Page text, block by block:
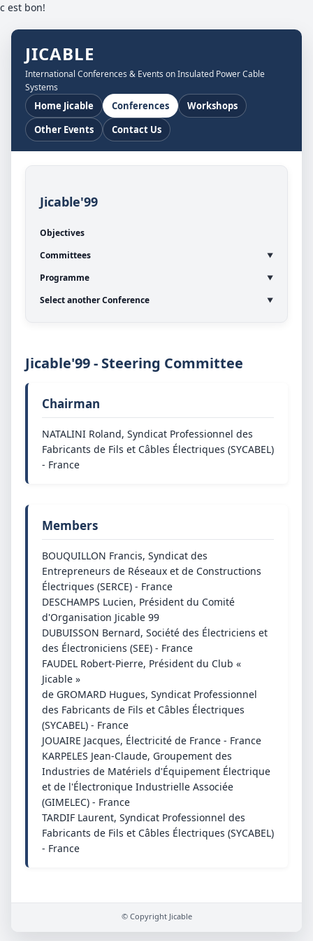
c est bon!
JICABLE
International Conferences & Events on Insulated Power Cable
Systems
Home Jicable Conferences
Workshops
Other Events
Contact Us
Jicable'99
Objectives
Committees
Programme
Select another Conference
Jicable'99 - Steering Committee
Chairman
NATALINI Roland, Syndicat Professionnel des
Fabricants de Fils et Câbles Électriques (SYCABEL)
- France
Members
BOUQUILLON Francis, Syndicat des
Entrepreneurs de Réseaux et de Constructions
Électriques (SERCE) - France
DESCHAMPS Lucien, Président du Comité
d'Organisation Jicable 99
DUBUISSON Bernard, Société des Électriciens et
des Électroniciens (SEE) - France
FAUDEL Robert-Pierre, Président du Club «
Jicable »
de GROMARD Hugues, Syndicat Professionnel
des Fabricants de Fils et Câbles Électriques
(SYCABEL) - France
JOUAIRE Jacques, Électricité de France - France
KARPELES Jean-Claude, Groupement des
Industries de Matériels d'Équipement Électrique
et de l'Électronique Industrielle Associée
(GIMELEC) - France
TARDIF Laurent, Syndicat Professionnel des
Fabricants de Fils et Câbles Électriques (SYCABEL)
- France
© Copyright Jicable